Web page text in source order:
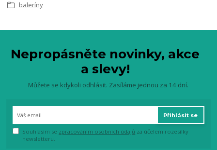
baleríny
Nepropásněte novinky, akce
a slevy!
Můžete se kdykoli odhlásit. Zasíláme jednou za 14 dní.
Přihlásit se
Souhlasím se zpracováním osobních údajů za účelem rozesílky
newsletteru.